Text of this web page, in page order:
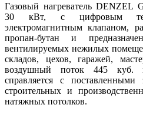
Газовый нагреватель DENZEL
30 кВт, с цифровым
электромагнитным клапаном,
пропан-бутан и
вентилируемых нежилых
складов, цехов, гаражей,
воздушный поток 445 куб.
справляется с поставленными
строительных и
натяжных потолков.